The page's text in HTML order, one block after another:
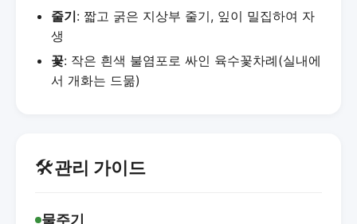
줄기: 짧고 굵은 지상부 줄기, 잎이 밀집하여 자
생
꽃: 작은 흰색 불염포로 싸인 육수꽃차례(실내에
서 개화는 드묾)
🛠️관리 가이드
물주기